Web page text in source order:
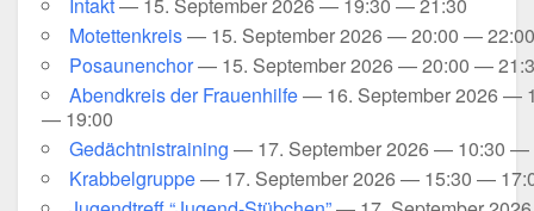
Intakt— 15. Sep­tem­ber 2026 — 19:30 — 21:30
Motet­ten­kreis— 15. Sep­tem­ber 2026 — 20:00 — 22:00
Posau­nen­chor— 15. Sep­tem­ber 2026 — 20:00 —
Abend­kreis der Frau­en­hil­fe— 16. Sep­tem­ber 2026 —
— 19:00
Gedächt­nis­trai­ning — 17. Sep­tem­ber 2026 — 10:30 —
Krab­bel­grup­pe— 17. Sep­tem­ber 2026 — 15:30 —